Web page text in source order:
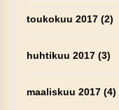
toukokuu 2017(2)
huhtikuu 2017(3)
maaliskuu 2017(4)